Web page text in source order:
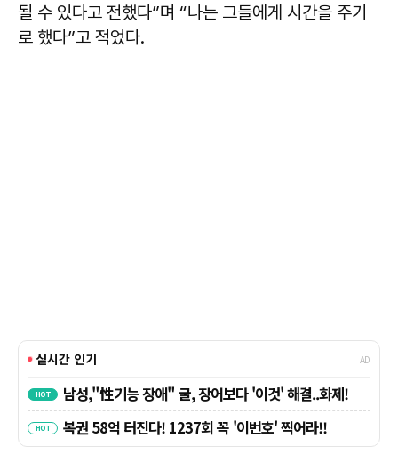
될 수 있다고 전했다”며 “나는 그들에게 시간을 주기
로 했다”고 적었다.